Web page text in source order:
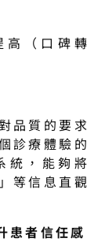
（口碑轉
品質的要求
診療體驗的
統，能夠將
等信息直觀
患者信任感